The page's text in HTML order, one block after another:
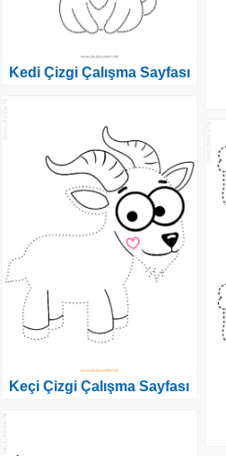
Kedi Çizgi Çalışma Sayfası
Keçi Çizgi Çalışma Sayfası